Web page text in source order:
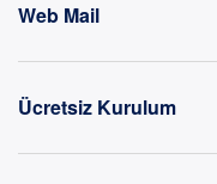
Web Mail
Ücretsiz Kurulum